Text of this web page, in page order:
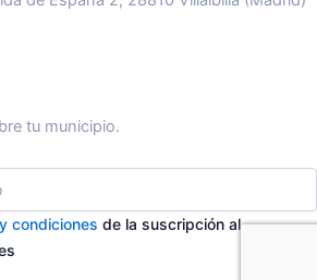
tu municipio.
condiciones de la suscripción al